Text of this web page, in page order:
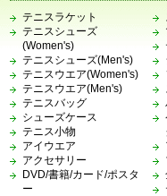
テニスラケット
テニスシューズ
(Women's)
テニスシューズ(Men's)
テニスウエア(Women's)
テニスウエア(Men's)
テニスバッグ
シューズケース
テニス小物
アイウエア
アクセサリー
DVD/書籍/カード/ポスタ
ー